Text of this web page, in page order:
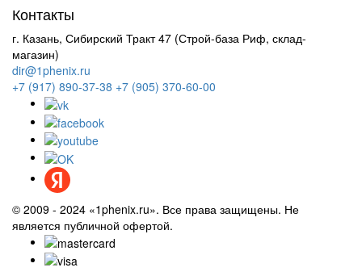
Контакты
г. Казань, Сибирский Тракт 47 (Строй-база Риф, склад-
магазин)
dir@1phenix.ru
+7 (917) 890-37-38 +7 (905) 370-60-00
© 2009 - 2024 «1phenix.ru». Все права защищены. Не
является публичной офертой.